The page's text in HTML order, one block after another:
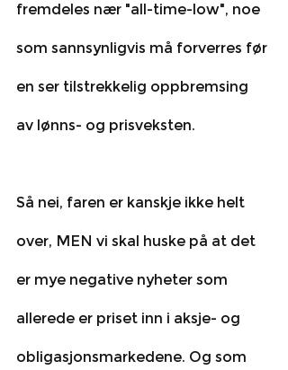
fremdeles nær "all-time-low", noe
som sannsynligvis må forverres før
en ser tilstrekkelig oppbremsing
av lønns- og prisveksten.
Så nei, faren er kanskje ikke helt
over, MEN vi skal huske på at det
er mye negative nyheter som
allerede er priset inn i aksje- og
obligasjonsmarkedene. Og som